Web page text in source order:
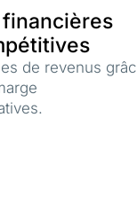
de revenus